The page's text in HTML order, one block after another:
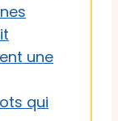
une
qui